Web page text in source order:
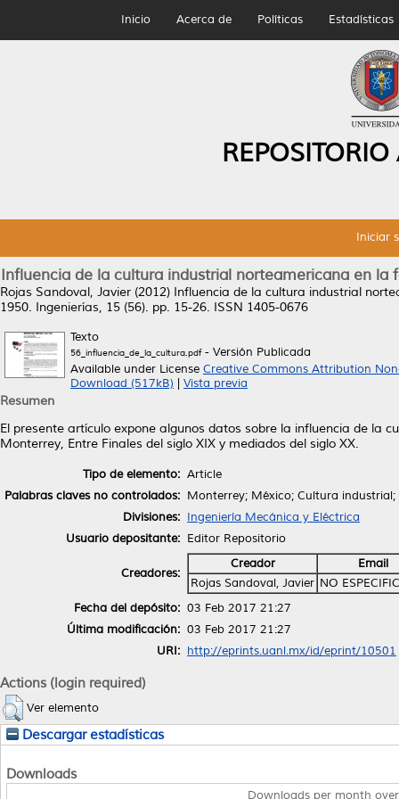
Inicio Acerca de Políticas Estadísticas
Iniciar
Influencia de la cultura industrial norteamericana en
Rojas Sandoval, Javier (2012) Influencia de la cultura industrial
1950. Ingenierías, 15 (56). pp. 15-26. ISSN 1405-0676
Texto
56_influencia_de_la_cultura.pdf- Versión Publicada
Available under License Creative Commons Attribution
Download (517kB)
Vista previa
Resumen
El presente artículo expone algunos datos sobre la influencia de la
Monterrey, Entre Finales del siglo XIX y mediados del siglo XX.
Tipo de elemento: Article
Palabras claves no controlados: Monterrey; México; Cultura industrial;
Divisiones: Ingeniería Mecánica y Eléctrica
Usuario depositante: Editor Repositorio
Creadores:
Creador
Email
Rojas Sandoval, Javier NO
Fecha del depósito: 03 Feb 2017 21:27
Última modificación: 03 Feb 2017 21:27
URI: http://eprints.uanl.mx/id/eprint/10501
Actions (login required)
Ver elemento
Descargar estadísticas
Downloads
Downloads per month